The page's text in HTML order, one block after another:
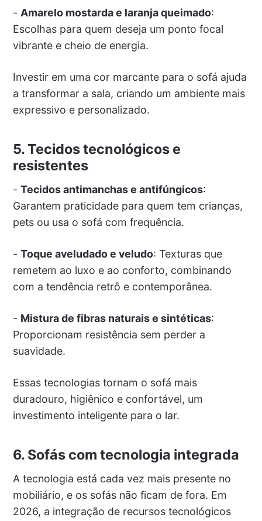
- Amarelo mostarda e laranja queimado:
Escolhas para quem deseja um ponto focal
vibrante e cheio de energia.
Investir em uma cor marcante para o sofá ajuda
a transformar a sala, criando um ambiente mais
expressivo e personalizado.
5. Tecidos tecnológicos e
resistentes
- Tecidos antimanchas e antifúngicos:
Garantem praticidade para quem tem crianças,
pets ou usa o sofá com frequência.
- Toque aveludado e veludo: Texturas que
remetem ao luxo e ao conforto, combinando
com a tendência retrô e contemporânea.
- Mistura de fibras naturais e sintéticas:
Proporcionam resistência sem perder a
suavidade.
Essas tecnologias tornam o sofá mais
duradouro, higiênico e confortável, um
investimento inteligente para o lar.
6. Sofás com tecnologia integrada
A tecnologia está cada vez mais presente no
mobiliário, e os sofás não ficam de fora. Em
2026, a integração de recursos tecnológicos